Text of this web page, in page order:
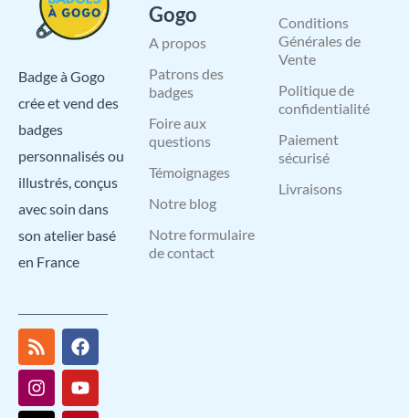
Badge à Gogo
crée et vend des
badges
personnalisés ou
illustrés, conçus
avec soin dans
son atelier basé
en France
R
s
s
F
a
c
e
b
I
n
s
t
a
Y
o
u
t
u
X
-
t
w
i
P
i
n
t
e
L
i
n
k
e
Gogo
A propos
Patrons des
badges
Foire aux
questions
Témoignages
Notre blog
Notre formulaire
de contact
Conditions
Générales de
Vente
Politique de
confidentialité
Paiement
sécurisé
Livraisons